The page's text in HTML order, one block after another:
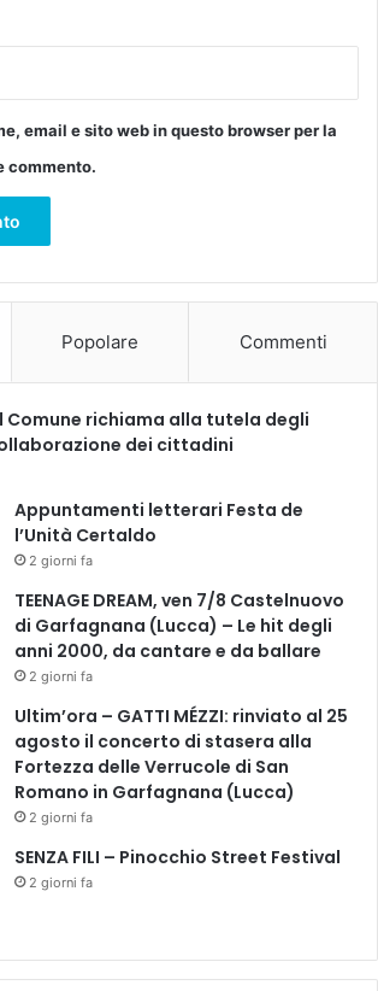
email e sito web in questo browser per la
commento.
Popolare Commenti
Comune richiama alla tutela degli
dei cittadini
Appuntamenti letterari Festa de
l’Unità Certaldo
2 giorni fa
TEENAGE DREAM, ven 7/8 Castelnuovo
di Garfagnana (Lucca) – Le hit degli
anni 2000, da cantare e da ballare
2 giorni fa
Ultim’ora – GATTI MÉZZI: rinviato al 25
agosto il concerto di stasera alla
Fortezza delle Verrucole di San
Romano in Garfagnana (Lucca)
2 giorni fa
SENZA FILI – Pinocchio Street Festival
2 giorni fa